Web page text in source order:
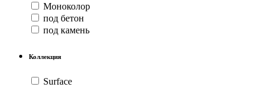
Моноколор
под бетон
под камень
Коллекция
Surface